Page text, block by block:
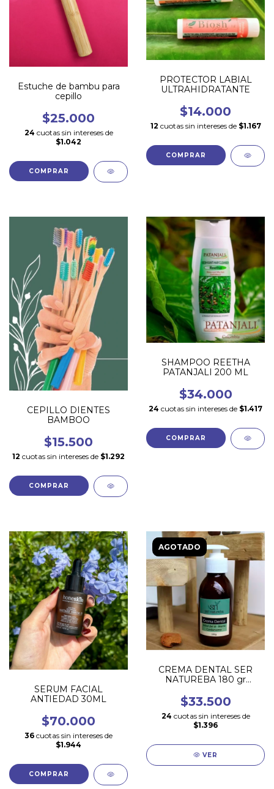
Estuche de bambu para
cepillo
$25.000
24 cuotas sin intereses de
$1.042
COMPRAR
PROTECTOR LABIAL
ULTRAHIDRATANTE
$14.000
12 cuotas sin intereses de $1.167
COMPRAR
CEPILLO DIENTES
BAMBOO
$15.500
12 cuotas sin intereses de $1.292
SHAMPOO REETHA
PATANJALI 200 ML
$34.000
24 cuotas sin intereses de $1.417
SERUM FACIAL
ANTIEDAD 30ML
$70.000
36 cuotas sin intereses de
$1.944
AGOTADO
CREMA DENTAL SER
NATUREBA 180 gr
$33.500
24 cuotas sin intereses de
$1.396
VER